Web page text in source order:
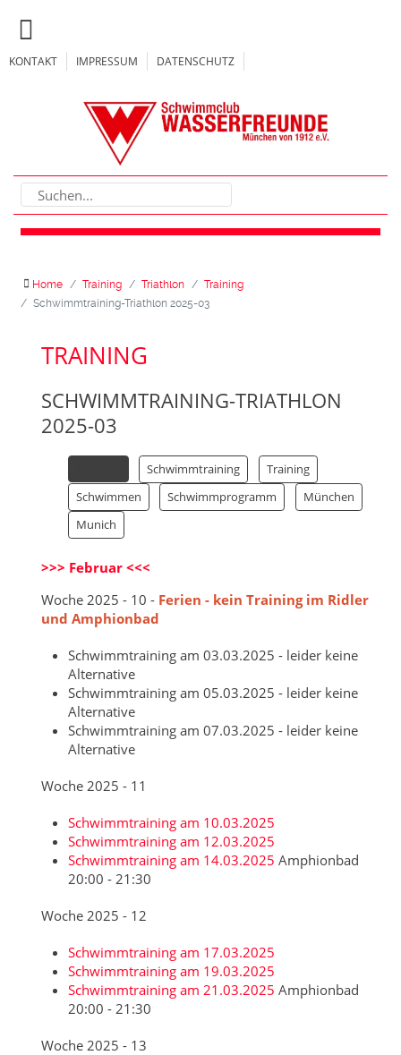
KONTAKT IMPRESSUM DATENSCHUTZ
Home Training Triathlon
Training
Schwimmtraining-Triathlon 2025-03
TRAINING
SCHWIMMTRAINING-TRIATHLON
2025-03
Schwimmtraining
Training
Schwimmen
Schwimmprogramm
München
Munich
>>> Februar <<<
Woche 2025 - 10 - Ferien - kein Training im Ridler
und Amphionbad
Schwimmtraining am 03.03.2025 - leider keine
Alternative
Schwimmtraining am 05.03.2025 - leider keine
Alternative
Schwimmtraining am 07.03.2025 - leider keine
Alternative
Woche 2025 - 11
Schwimmtraining am 10.03.2025
Schwimmtraining am 12.03.2025
Schwimmtraining am 14.03.2025 Amphionbad
20:00 - 21:30
Woche 2025 - 12
Schwimmtraining am 17.03.2025
Schwimmtraining am 19.03.2025
Schwimmtraining am 21.03.2025 Amphionbad
20:00 - 21:30
Woche 2025 - 13